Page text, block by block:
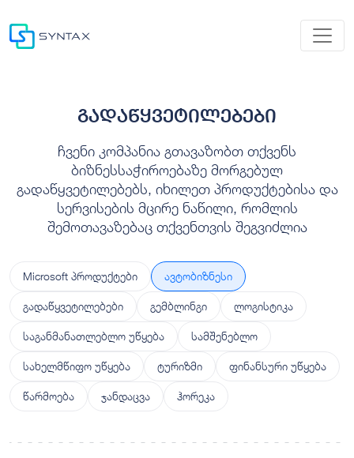
გადაწყვეტილებები
ჩვენი კომპანია გთავაზობთ თქვენს
ბიზნესსაჭიროებაზე მორგებულ
გადაწყვეტილებებს, იხილეთ პროდუქტებისა და
სერვისების მცირე ნაწილი, რომლის
შემოთავაზებაც თქვენთვის შეგვიძლია
Microsoft პროდუქტები ავტობიზნესი
გადაწყვეტილებები გემბლინგი ლოგისტიკა
საგანმანათლებლო უწყება სამშენებლო
სახელმწიფო უწყება ტურიზმი ფინანსური უწყება
წარმოება ჯანდაცვა ჰორეკა